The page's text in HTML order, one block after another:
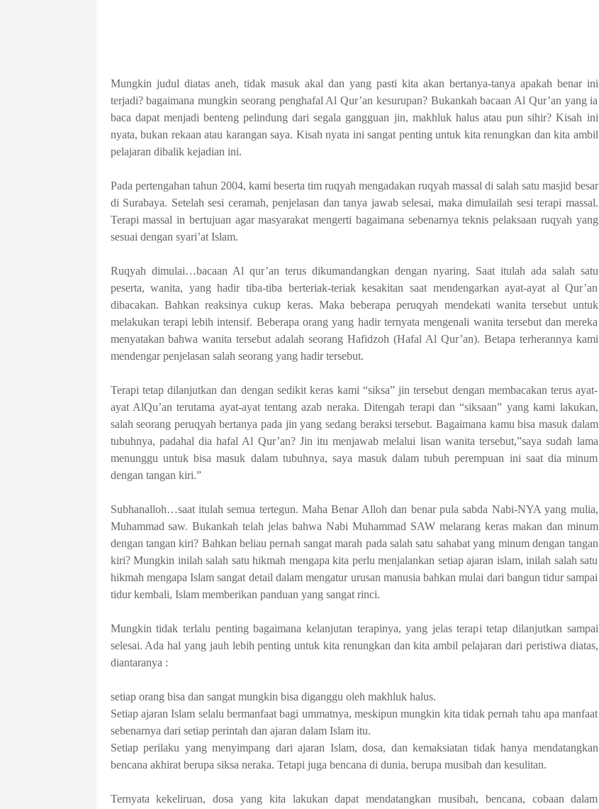
Mungkin judul diatas aneh, tidak masuk akal dan yang pasti kita akan bertanya-tanya apakah benar ini
terjadi? bagaimana mungkin seorang penghafal Al Qur’an kesurupan? Bukankah bacaan Al Qur’an yang ia
baca dapat menjadi benteng pelindung dari segala gangguan jin, makhluk halus atau pun sihir? Kisah ini
nyata, bukan rekaan atau karangan saya. Kisah nyata ini sangat penting untuk kita renungkan dan kita ambil
pelajaran dibalik kejadian ini.
Pada pertengahan tahun 2004, kami beserta tim ruqyah mengadakan ruqyah massal di salah satu masjid besar
di Surabaya. Setelah sesi ceramah, penjelasan dan tanya jawab selesai, maka dimulailah sesi terapi massal.
Terapi massal in bertujuan agar masyarakat mengerti bagaimana sebenarnya teknis pelaksaan ruqyah yang
sesuai dengan syari’at Islam.
Ruqyah dimulai…bacaan Al qur’an terus dikumandangkan dengan nyaring. Saat itulah ada salah satu
peserta, wanita, yang hadir tiba-tiba berteriak-teriak kesakitan saat mendengarkan ayat-ayat al Qur’an
dibacakan. Bahkan reaksinya cukup keras. Maka beberapa peruqyah mendekati wanita tersebut untuk
melakukan terapi lebih intensif. Beberapa orang yang hadir ternyata mengenali wanita tersebut dan mereka
menyatakan bahwa wanita tersebut adalah seorang Hafidzoh (Hafal Al Qur’an). Betapa terherannya kami
mendengar penjelasan salah seorang yang hadir tersebut.
Terapi tetap dilanjutkan dan dengan sedikit keras kami “siksa” jin tersebut dengan membacakan terus ayat-
ayat AlQu’an terutama ayat-ayat tentang azab neraka. Ditengah terapi dan “siksaan” yang kami lakukan,
salah seorang peruqyah bertanya pada jin yang sedang beraksi tersebut. Bagaimana kamu bisa masuk dalam
tubuhnya, padahal dia hafal Al Qur’an? Jin itu menjawab melalui lisan wanita tersebut,”saya sudah lama
menunggu untuk bisa masuk dalam tubuhnya, saya masuk dalam tubuh perempuan ini saat dia minum
dengan tangan kiri.”
Subhanalloh…saat itulah semua tertegun. Maha Benar Alloh dan benar pula sabda Nabi-NYA yang mulia,
Muhammad saw. Bukankah telah jelas bahwa Nabi Muhammad SAW melarang keras makan dan minum
dengan tangan kiri? Bahkan beliau pernah sangat marah pada salah satu sahabat yang minum dengan tangan
kiri? Mungkin inilah salah satu hikmah mengapa kita perlu menjalankan setiap ajaran islam, inilah salah satu
hikmah mengapa Islam sangat detail dalam mengatur urusan manusia bahkan mulai dari bangun tidur sampai
tidur kembali, Islam memberikan panduan yang sangat rinci.
Mungkin tidak terlalu penting bagaimana kelanjutan terapinya, yang jelas terapi tetap dilanjutkan sampai
selesai. Ada hal yang jauh lebih penting untuk kita renungkan dan kita ambil pelajaran dari peristiwa diatas,
diantaranya :
setiap orang bisa dan sangat mungkin bisa diganggu oleh makhluk halus.
Setiap ajaran Islam selalu bermanfaat bagi ummatnya, meskipun mungkin kita tidak pernah tahu apa manfaat
sebenarnya dari setiap perintah dan ajaran dalam Islam itu.
Setiap perilaku yang menyimpang dari ajaran Islam, dosa, dan kemaksiatan tidak hanya mendatangkan
bencana akhirat berupa siksa neraka. Tetapi juga bencana di dunia, berupa musibah dan kesulitan.
Ternyata kekeliruan, dosa yang kita lakukan dapat mendatangkan musibah, bencana, cobaan dalam